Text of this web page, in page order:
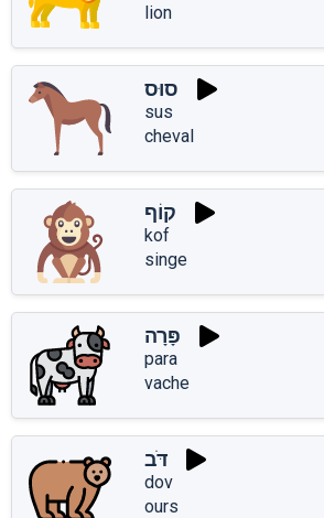
lion
סוּס
sus
cheval
קוֹף
kof
singe
פָּרָה
para
vache
דֹּב
dov
ours